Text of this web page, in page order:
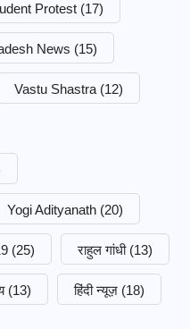
Protest (17)
News (15)
Vastu Shastra (12)
Yogi Adityanath (20)
(25) राहुल गांधी (13)
(13) हिंदी न्यूज़ (18)